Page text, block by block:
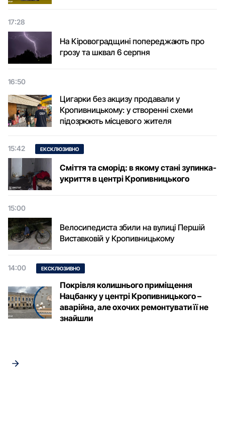
17:28
На Кіровоградщині попереджають про
грозу та шквал 6 серпня
16:50
Цигарки без акцизу продавали у
Кропивницькому: у створенні схеми
підозрюють місцевого жителя
15:42 ЕКСКЛЮЗИВНО
Сміття та сморід: в якому стані зупинка-
укриття в центрі Кропивницького
15:00
Велосипедиста збили на вулиці Першій
Виставковій у Кропивницькому
14:00 ЕКСКЛЮЗИВНО
Покрівля колишнього приміщення
Нацбанку у центрі Кропивницького –
аварійна, але охочих ремонтувати її не
знайшли